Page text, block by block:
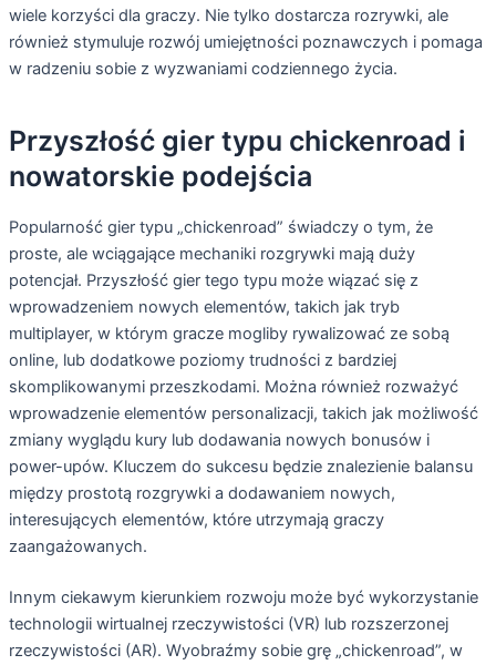
wiele korzyści dla graczy. Nie tylko dostarcza rozrywki, ale
również stymuluje rozwój umiejętności poznawczych i pomaga
w radzeniu sobie z wyzwaniami codziennego życia.
Przyszłość gier typu chickenroad i
nowatorskie podejścia
Popularność gier typu „chickenroad” świadczy o tym, że
proste, ale wciągające mechaniki rozgrywki mają duży
potencjał. Przyszłość gier tego typu może wiązać się z
wprowadzeniem nowych elementów, takich jak tryb
multiplayer, w którym gracze mogliby rywalizować ze sobą
online, lub dodatkowe poziomy trudności z bardziej
skomplikowanymi przeszkodami. Można również rozważyć
wprowadzenie elementów personalizacji, takich jak możliwość
zmiany wyglądu kury lub dodawania nowych bonusów i
power-upów. Kluczem do sukcesu będzie znalezienie balansu
między prostotą rozgrywki a dodawaniem nowych,
interesujących elementów, które utrzymają graczy
zaangażowanych.
Innym ciekawym kierunkiem rozwoju może być wykorzystanie
technologii wirtualnej rzeczywistości (VR) lub rozszerzonej
rzeczywistości (AR). Wyobraźmy sobie grę „chickenroad”, w